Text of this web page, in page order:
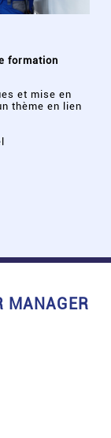
formation
et mise en
thème en lien
MANAGER